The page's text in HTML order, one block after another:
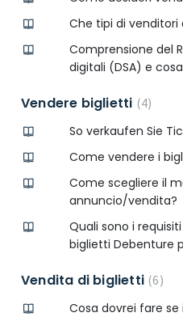
Che tipi di venditori
Comprensione del
digitali (DSA) e
Vendere biglietti 4
So verkaufen Sie
Come vendere i
Come scegliere il
annuncio/vendita?
Quali sono i
biglietti Debenture
Vendita di biglietti 6
Cosa dovrei fare